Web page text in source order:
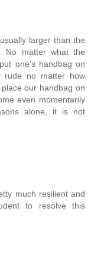
larger than the
No matter what the
one's handbag on
rude no matter how
our handbag on
even momentarily
alone, it is not
much resilient and
to resolve this